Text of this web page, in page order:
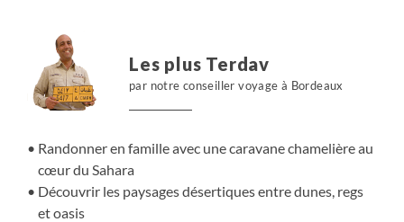
Les plus Terdav
par notre conseiller voyage à Bordeaux
Randonner en famille avec une caravane chamelière au
cœur du Sahara
Découvrir les paysages désertiques entre dunes, regs
et oasis